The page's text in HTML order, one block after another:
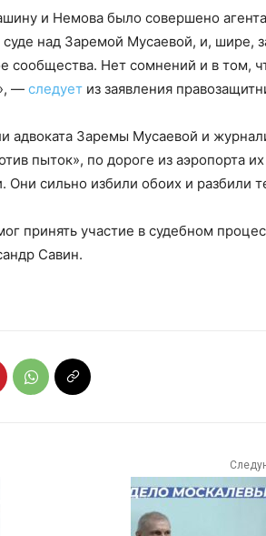
и Немова было совершено
над Заремой Мусаевой, и, шире,
сообщества. Нет сомнений и в том,
— следует из заявления
адвоката Заремы Мусаевой и
пыток», по дороге из аэропорта их
сильно избили обоих и разбили
принять участие в судебном
Савин.